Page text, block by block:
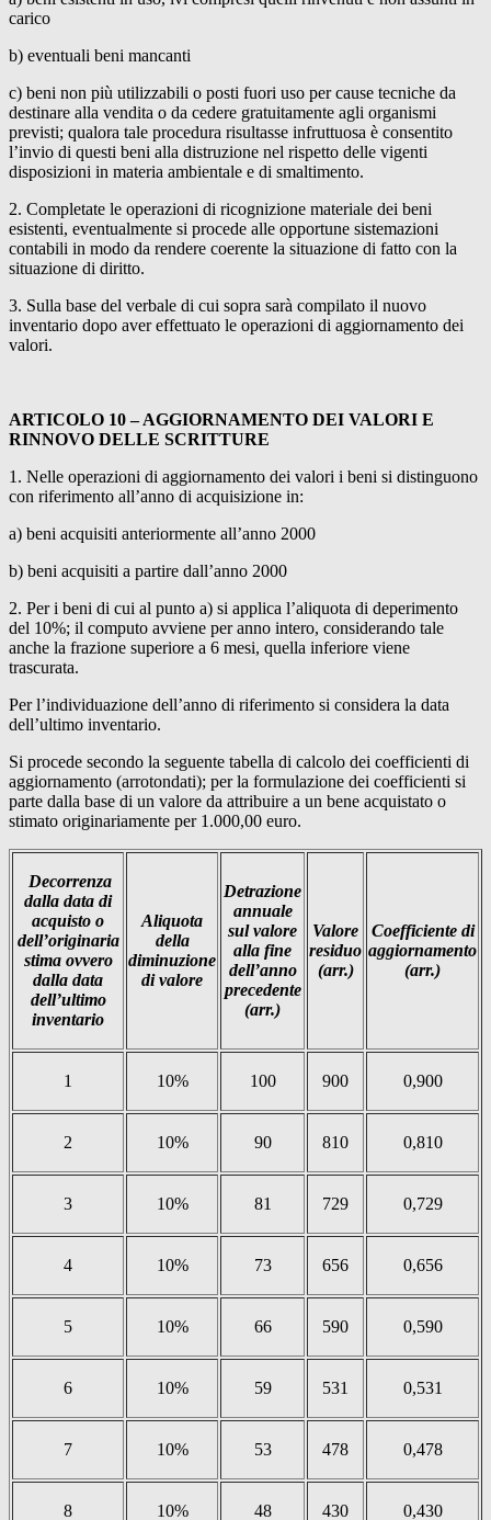
carico
b) eventuali beni mancanti
c) beni non più utilizzabili o posti fuori uso per cause tecniche da
destinare alla vendita o da cedere gratuitamente agli organismi
previsti; qualora tale procedura risultasse infruttuosa è consentito
l’invio di questi beni alla distruzione nel rispetto delle vigenti
disposizioni in materia ambientale e di smaltimento.
2. Completate le operazioni di ricognizione materiale dei beni
esistenti, eventualmente si procede alle opportune sistemazioni
contabili in modo da rendere coerente la situazione di fatto con la
situazione di diritto.
3. Sulla base del verbale di cui sopra sarà compilato il nuovo
inventario dopo aver effettuato le operazioni di aggiornamento dei
valori.
ARTICOLO 10 – AGGIORNAMENTO DEI VALORI E
RINNOVO DELLE SCRITTURE
1. Nelle operazioni di aggiornamento dei valori i beni si distinguono
con riferimento all’anno di acquisizione in:
a) beni acquisiti anteriormente all’anno 2000
b) beni acquisiti a partire dall’anno 2000
2. Per i beni di cui al punto a) si applica l’aliquota di deperimento
del 10%; il computo avviene per anno intero, considerando tale
anche la frazione superiore a 6 mesi, quella inferiore viene
trascurata.
Per l’individuazione dell’anno di riferimento si considera la data
dell’ultimo inventario.
Si procede secondo la seguente tabella di calcolo dei coefficienti di
aggiornamento (arrotondati); per la formulazione dei coefficienti si
parte dalla base di un valore da attribuire a un bene acquistato o
stimato originariamente per 1.000,00 euro.
Decorrenza
dalla data di
acquisto o
dell’originaria
stima ovvero
dalla data
dell’ultimo
inventario
Aliquota
della
diminuzione
di valore
Detrazione
annuale
sul valore
alla fine
dell’anno
precedente
(arr.)
Valore
residuo
(arr.)
Coefficiente di
aggiornamento
(arr.)
1 10% 100 900 0,900
2 10% 90 810 0,810
3 10% 81 729 0,729
4 10% 73 656 0,656
5 10% 66 590 0,590
6 10% 59 531 0,531
7 10% 53 478 0,478
8 10% 48 430 0,430